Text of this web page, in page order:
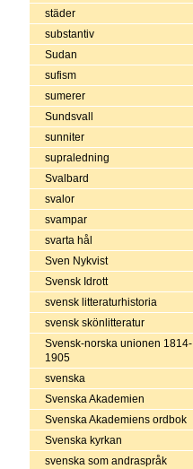
städer
substantiv
Sudan
sufism
sumerer
Sundsvall
sunniter
supraledning
Svalbard
svalor
svampar
svarta hål
Sven Nykvist
Svensk Idrott
svensk litteraturhistoria
svensk skönlitteratur
Svensk-norska unionen 1814-
1905
svenska
Svenska Akademien
Svenska Akademiens ordbok
Svenska kyrkan
svenska som andraspråk